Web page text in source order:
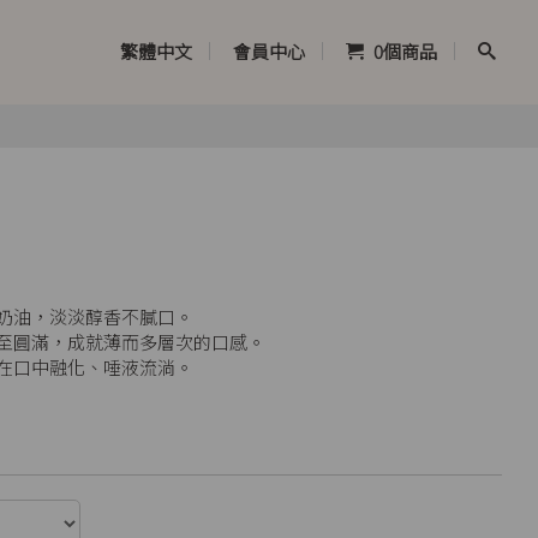
繁體中文 會員中心 0個商品
油，淡淡醇香不膩口。
圓滿，成就薄而多層次的口感。
口中融化、唾液流淌。